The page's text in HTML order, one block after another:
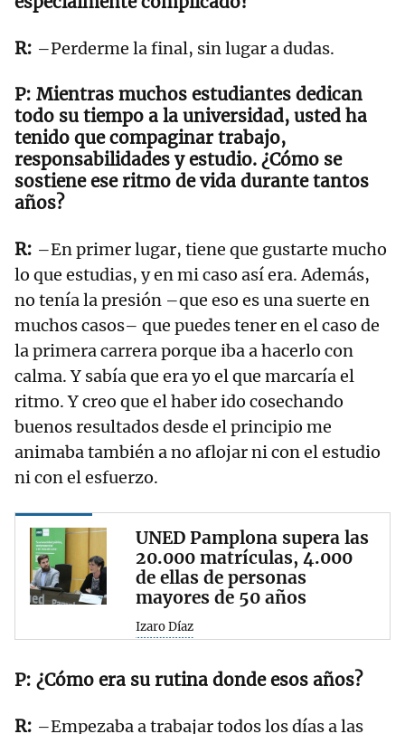
–Perderme la final, sin lugar a dudas.
Mientras muchos estudiantes dedican
todo su tiempo a la universidad, usted ha
tenido que compaginar trabajo,
responsabilidades y estudio. ¿Cómo se
sostiene ese ritmo de vida durante tantos
años?
–En primer lugar, tiene que gustarte mucho
lo que estudias, y en mi caso así era. Además,
no tenía la presión –que eso es una suerte en
muchos casos– que puedes tener en el caso de
la primera carrera porque iba a hacerlo con
calma. Y sabía que era yo el que marcaría el
ritmo. Y creo que el haber ido cosechando
buenos resultados desde el principio me
animaba también a no aflojar ni con el estudio
ni con el esfuerzo.
UNED Pamplona supera las
20.000 matrículas, 4.000
de ellas de personas
mayores de 50 años
Izaro Díaz
¿Cómo era su rutina donde esos años?
–Empezaba a trabajar todos los días a las